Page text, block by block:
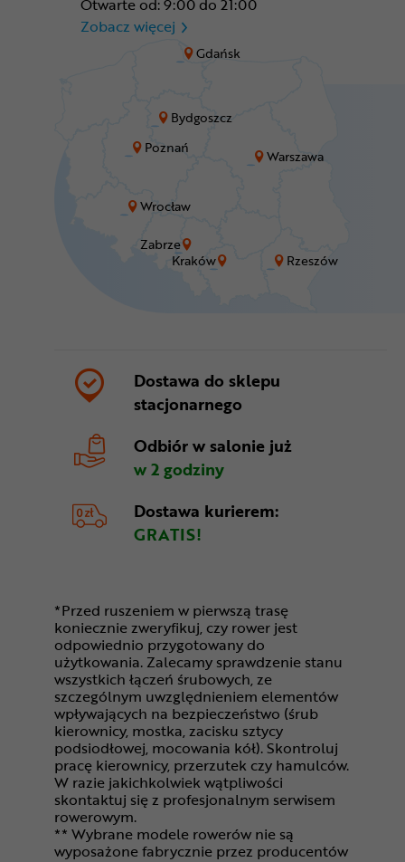
Bydgoszcz
Gdańsk
Kraków
Poznań
Rzeszów
Warszawa
Wrocław
Zabrze
Otwarte od: 9:00 do 21:00
Zobacz więcej CR Zabrze - M1 Zabrze
Dostawa do sklepu
stacjonarnego
Odbiór w salonie już
w 2 godziny
Dostawa kurierem:
GRATIS!
*Przed ruszeniem w pierwszą trasę
koniecznie zweryfikuj, czy rower jest
odpowiednio przygotowany do
użytkowania. Zalecamy sprawdzenie stanu
wszystkich łączeń śrubowych, ze
szczególnym uwzględnieniem elementów
wpływających na bezpieczeństwo (śrub
kierownicy, mostka, zacisku sztycy
podsiodłowej, mocowania kół). Skontroluj
pracę kierownicy, przerzutek czy hamulców.
W razie jakichkolwiek wątpliwości
skontaktuj się z profesjonalnym serwisem
rowerowym.
** Wybrane modele rowerów nie są
wyposażone fabrycznie przez producentów